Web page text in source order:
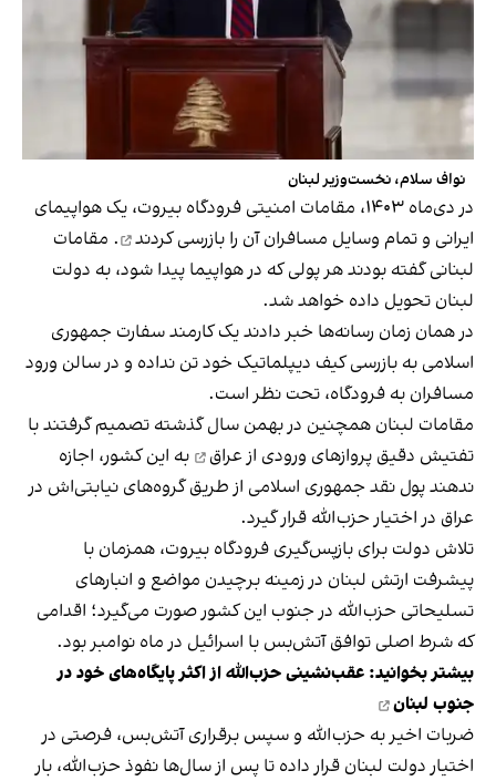
نواف سلام، نخست‌وزیر لبنان
در دی‌ماه ۱۴۰۳، مقامات امنیتی فرودگاه بیروت، یک هواپیمای
ایرانی و تمام وسایل مسافران آن را بازرسی کردند
. مقامات
لبنانی گفته بودند هر پولی که در هواپیما پیدا شود، به دولت
لبنان تحویل داده خواهد شد.
در همان زمان رسانه‌ها خبر دادند یک کارمند سفارت جمهوری
اسلامی به بازرسی کیف دیپلماتیک خود تن نداده و در سالن ورود
مسافران به فرودگاه، تحت نظر است.
مقامات لبنان همچنین در بهمن سال گذشته تصمیم گرفتند با
تفتیش دقیق پروازهای ورودی از عراق
به این کشور، اجازه
ندهند پول نقد جمهوری اسلامی از طریق گروه‌های نیابتی‌اش در
عراق در اختیار حزب‌الله قرار گیرد.
تلاش دولت برای بازپس‌گیری فرودگاه بیروت، همزمان با
پیشرفت ارتش لبنان در زمینه‌ برچیدن مواضع و انبارهای
تسلیحاتی حزب‌الله در جنوب این کشور صورت می‌گیرد؛ اقدامی
که شرط اصلی توافق آتش‌بس با اسرائیل در ماه نوامبر بود.
بیشتر بخوانید: عقب‌نشینی حزب‌الله از اکثر پایگاه‌های خود در
جنوب لبنان
ضربات اخیر به حزب‌الله و سپس برقراری آتش‌بس، فرصتی در
اختیار دولت لبنان قرار داده تا پس از سال‌ها نفوذ حزب‌الله، بار